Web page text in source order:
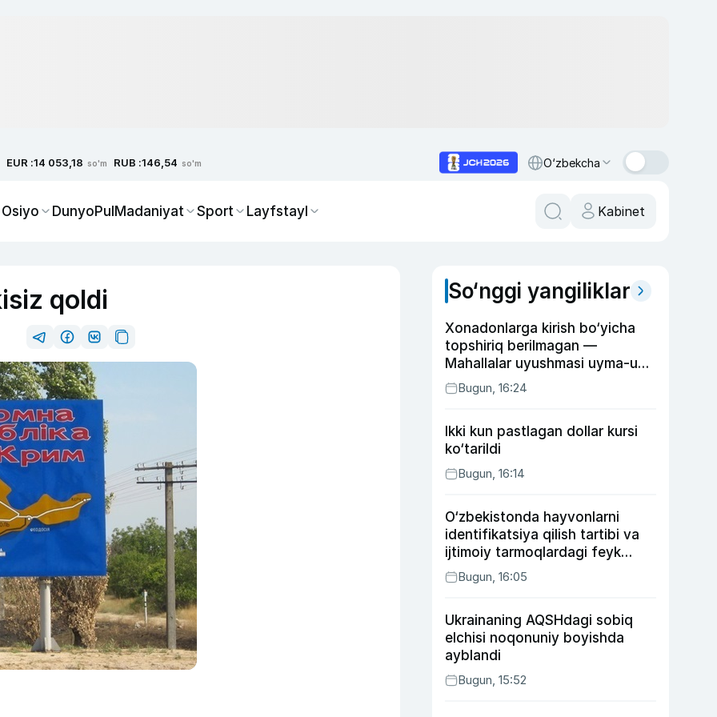
EUR :14 053,18 so'm RUB :146,54 so'm O‘zbekcha
DunyoPulMadaniyat Sport Layfstayl Kabinet
qoldi So‘nggi yangiliklar
Xonadonlarga kirish bo‘yicha
topshiriq berilmagan —
Mahallalar uyushmasi uyma-uy
yurgan mas’ullar haqida
Bugun, 16:24
Ikki kun pastlagan dollar kursi
ko‘tarildi
Bugun, 16:14
O‘zbekistonda hayvonlarni
identifikatsiya qilish tartibi va
ijtimoiy tarmoqlardagi feyk
xabarlarga izoh berildi
Bugun, 16:05
Ukrainaning AQSHdagi sobiq
elchisi noqonuniy boyishda
ayblandi
Bugun, 15:52